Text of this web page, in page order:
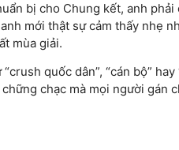
bị cho Chung kết, anh phải
mới thật sự cảm thấy nhẹ
mùa giải.
quốc dân”, “cán bộ” hay
chạc mà mọi người gán